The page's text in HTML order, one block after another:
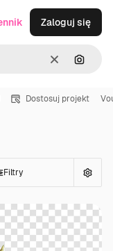
WyczyśćSzukaj
Zaloguj się
Dostosuj projekt
Filtry